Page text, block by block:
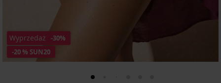
-20 % SUN20
Wyprzedaż -30%